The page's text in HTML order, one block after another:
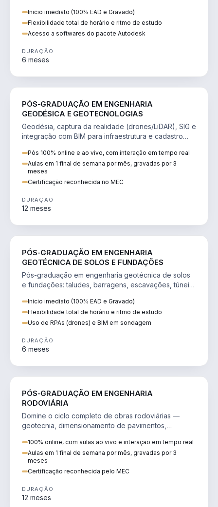
Inicio imediato (100% EAD e Gravado)
Flexibilidade total de horário e ritmo de estudo
Acesso a softwares do pacote Autodesk
DURAÇÃO
6 meses
PÓS-GRADUAÇÃO EM ENGENHARIA
GEODÉSICA E GEOTECNOLOGIAS
Geodésia, captura da realidade (drones/LiDAR), SIG e
integração com BIM para infraestrutura e cadastro
Pós 100% online e ao vivo, com interação em tempo real
Aulas em 1 final de semana por mês, gravadas por 3
meses
Certificação reconhecida no MEC
DURAÇÃO
12 meses
PÓS-GRADUAÇÃO EM ENGENHARIA
GEOTÉCNICA DE SOLOS E FUNDAÇÕES
Pós-graduação em engenharia geotécnica de solos
e fundações: taludes, barragens, escavações, túneis
Inicio imediato (100% EAD e Gravado)
Flexibilidade total de horário e ritmo de estudo
Uso de RPAs (drones) e BIM em sondagem
DURAÇÃO
6 meses
PÓS-GRADUAÇÃO EM ENGENHARIA
RODOVIÁRIA
Domine o ciclo completo de obras rodoviárias —
geotecnia, dimensionamento de pavimentos,
100% online, com aulas ao vivo e interação em tempo real
Aulas em 1 final de semana por mês, gravadas por 3
meses
Certificação reconhecida pelo MEC
DURAÇÃO
12 meses